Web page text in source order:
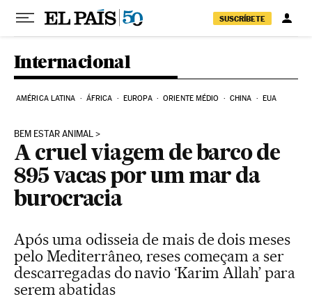
Pular para o conteúdo
SUSCRÍBETE
Internacional
AMÉRICA LATINA ÁFRICA EUROPA ORIENTE MÉDIO CHINA EUA
BEM ESTAR ANIMAL
A cruel viagem de barco de
895 vacas por um mar da
burocracia
Após uma odisseia de mais de dois meses
pelo Mediterrâneo, reses começam a ser
descarregadas do navio ‘Karim Allah’ para
serem abatidas